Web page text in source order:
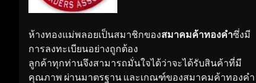
ห้างทองแม่พลอยเป็นสมาชิกของสมาคมค้าทองคำซึ่งมี
การลงทะเบียนอย่างถูกต้อง
ลูกค้าทุกท่านจึงสามารถมั่นใจได้ว่าจะได้รับสินค้าที่มี
คุณภาพ ผ่านมาตรฐาน และเกณฑ์ของสมาคมค้าทองคำ